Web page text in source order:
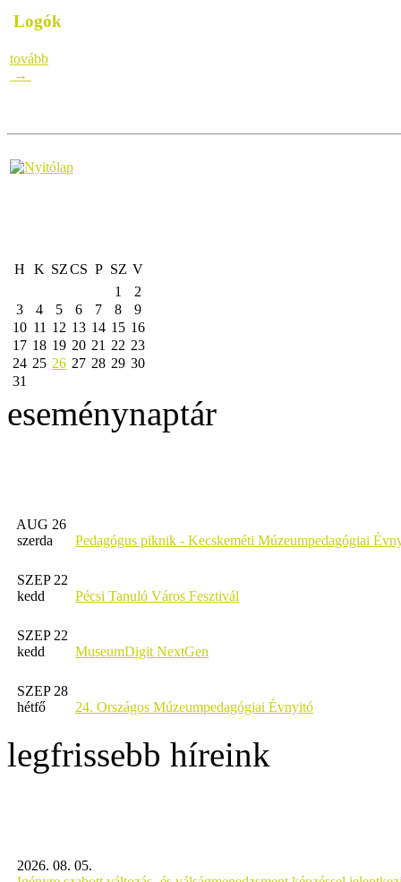
Logók
tovább
→
H K SZCS P SZ V
1
2
3
4 5 6 7 8
9
10 11 12 13 14 15 16
17 18 19 20 21 22 23
24 25 26 27 28 29 30
31
eseménynaptár
AUG 26
szerda
Pedagógus piknik - Kecskeméti Múzeumpedagógiai
SZEP 22
kedd
Pécsi Tanuló Város Fesztivál
SZEP 22
kedd
MuseumDigit NextGen
SZEP 28
hétfő
24. Országos Múzeumpedagógiai Évnyitó
legfrissebb híreink
2026. 08. 05.